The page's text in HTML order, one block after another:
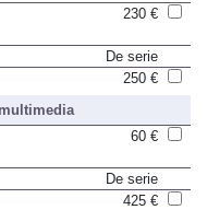
De serie
De serie